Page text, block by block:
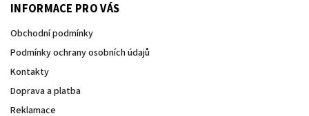
INFORMACE PRO VÁS
Obchodní podmínky
Podmínky ochrany osobních údajů
Kontakty
Doprava a platba
Reklamace